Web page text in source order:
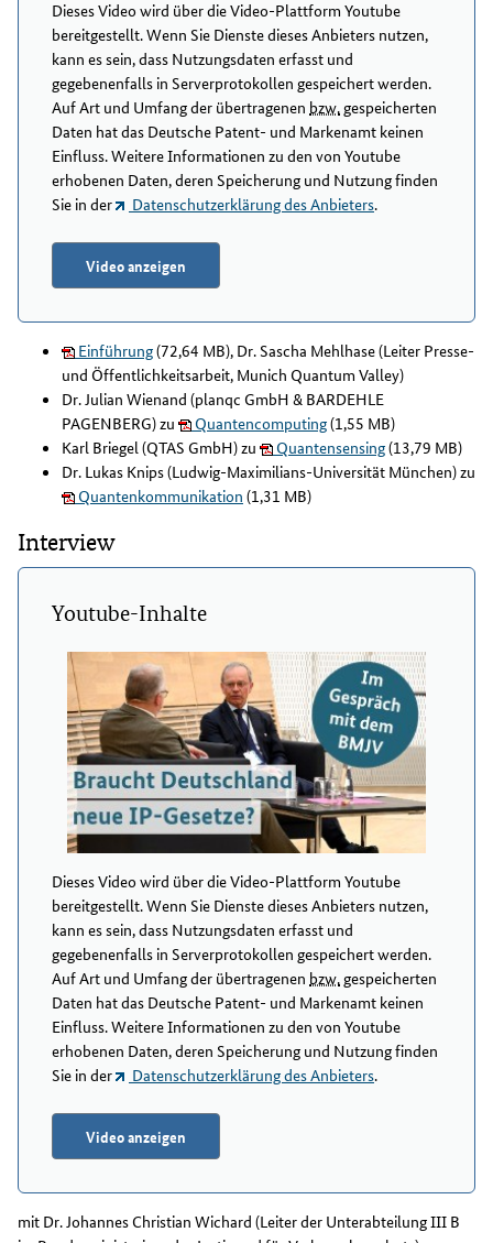
Dieses Video wird über die Video-Plattform Youtube
bereitgestellt. Wenn Sie Dienste dieses Anbieters nutzen,
kann es sein, dass Nutzungsdaten erfasst und
gegebenenfalls in Serverprotokollen gespeichert werden.
Auf Art und Umfang der übertragenen bzw.gespeicherten
Daten hat das Deutsche Patent- und Markenamt keinen
Einfluss. Weitere Informationen zu den von Youtube
erhobenen Daten, deren Speicherung und Nutzung finden
Sie in der
Datenschutzerklärung des Anbieters.
Video anzeigen
Einführung(72,64 MB), Dr. Sascha Mehlhase (Leiter Presse-
und Öffentlichkeitsarbeit, Munich Quantum Valley)
Dr. Julian Wienand (planqc GmbH & BARDEHLE
PAGENBERG) zu
Quantencomputing(1,55 MB)
Karl Briegel (QTAS GmbH) zu
Quantensensing(13,79 MB)
Dr. Lukas Knips (Ludwig-Maximilians-Universität München) zu
Quantenkommunikation (1,31 MB)
Interview
Youtube-Inhalte
Dieses Video wird über die Video-Plattform Youtube
bereitgestellt. Wenn Sie Dienste dieses Anbieters nutzen,
kann es sein, dass Nutzungsdaten erfasst und
gegebenenfalls in Serverprotokollen gespeichert werden.
Auf Art und Umfang der übertragenen bzw.gespeicherten
Daten hat das Deutsche Patent- und Markenamt keinen
Einfluss. Weitere Informationen zu den von Youtube
erhobenen Daten, deren Speicherung und Nutzung finden
Sie in der
Datenschutzerklärung des Anbieters.
Video anzeigen
mit Dr. Johannes Christian Wichard (Leiter der Unterabteilung III B